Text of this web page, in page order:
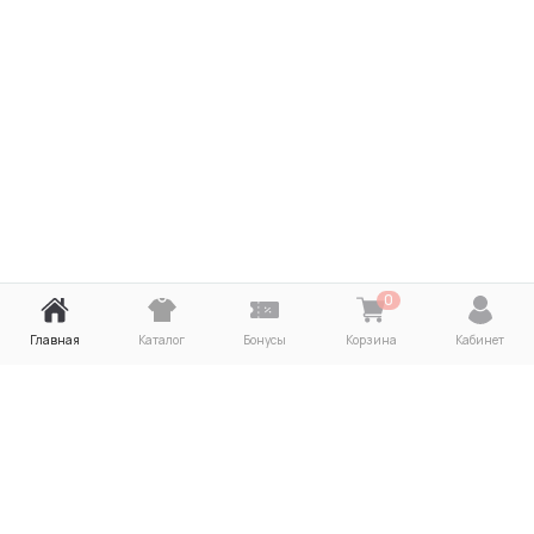
Главная Каталог Бонусы Корзина
0
Кабинет